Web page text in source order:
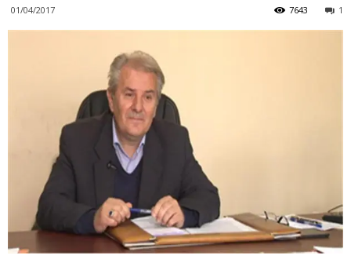
01/04/2017 1
7643